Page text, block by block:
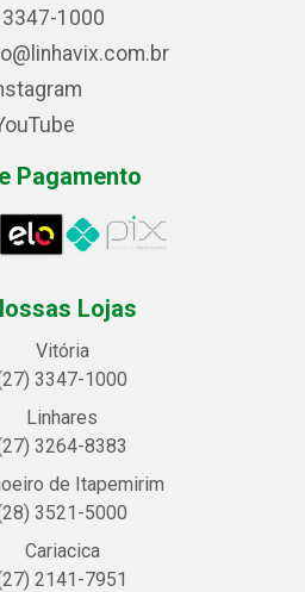
1000
Pagamento
Lojas
Vitória
3347-1000
Linhares
3264-8383
de Itapemirim
3521-5000
Cariacica
2141-7951